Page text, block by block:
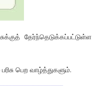
தேர்ந்தெடுக்கப்பட்டுள்ள
பெற வாழ்த்துகளும்.